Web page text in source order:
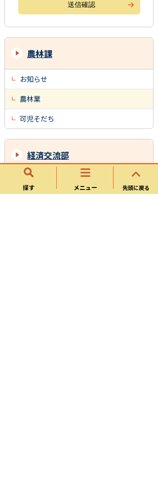
探す メニュー 先頭に戻る
農林課
お知らせ
農林業
可児そだち
経済交流部
商工振興課